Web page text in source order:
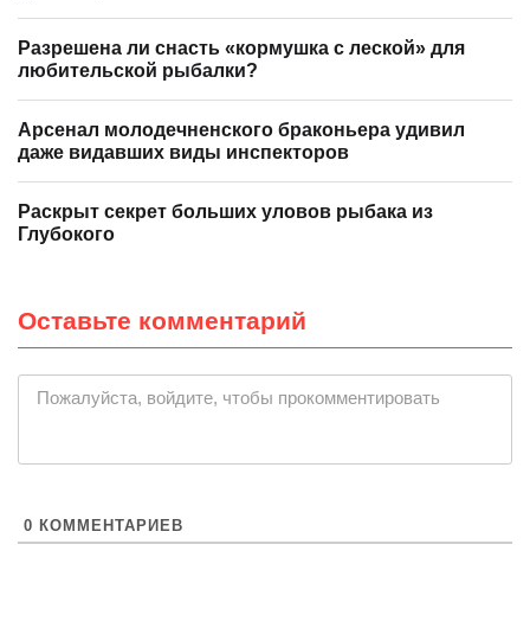
Разрешена ли снасть «кормушка с леской» для
любительской рыбалки?
Арсенал молодечненского браконьера удивил
даже видавших виды инспекторов
Раскрыт секрет больших уловов рыбака из
Глубокого
Оставьте комментарий
Пожалуйста, войдите, чтобы прокомментировать
0 КОММЕНТАРИЕВ